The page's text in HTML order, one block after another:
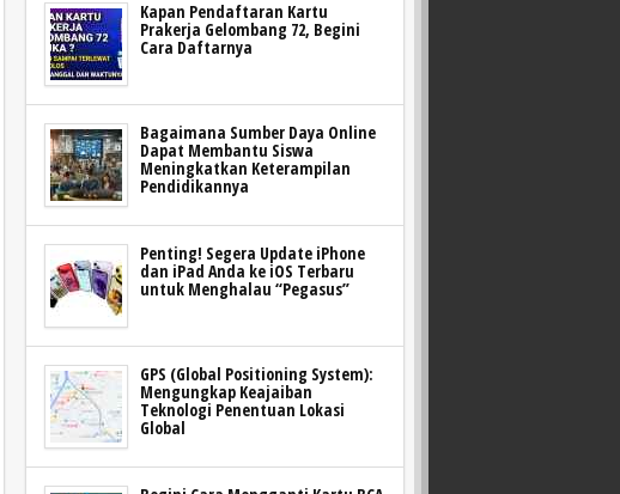
Kapan Pendaftaran Kartu
Prakerja Gelombang 72, Begini
Cara Daftarnya
Bagaimana Sumber Daya Online
Dapat Membantu Siswa
Meningkatkan Keterampilan
Pendidikannya
Penting! Segera Update iPhone
dan iPad Anda ke iOS Terbaru
untuk Menghalau “Pegasus”
GPS (Global Positioning System):
Mengungkap Keajaiban
Teknologi Penentuan Lokasi
Global